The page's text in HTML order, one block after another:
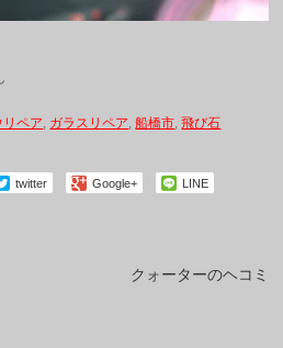
リペア, ガラスリペア,船橋市,飛び石
twitter Google+ LINE
クォーターのヘコミ